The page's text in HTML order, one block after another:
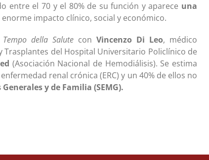
entre el 70 y el 80% de su función y aparece una
impacto clínico, social y económico.
della Salute conVincenzo Di Leo, médico
del Hospital Universitario Policlínico de
(Asociación Nacional de Hemodiálisis). Se estima
renal crónica (ERC) y un 40% de ellos no
y de Familia (SEMG).